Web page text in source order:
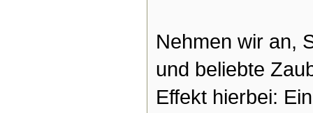
Nehmen wir an,
und beliebte
Effekt hierbei: